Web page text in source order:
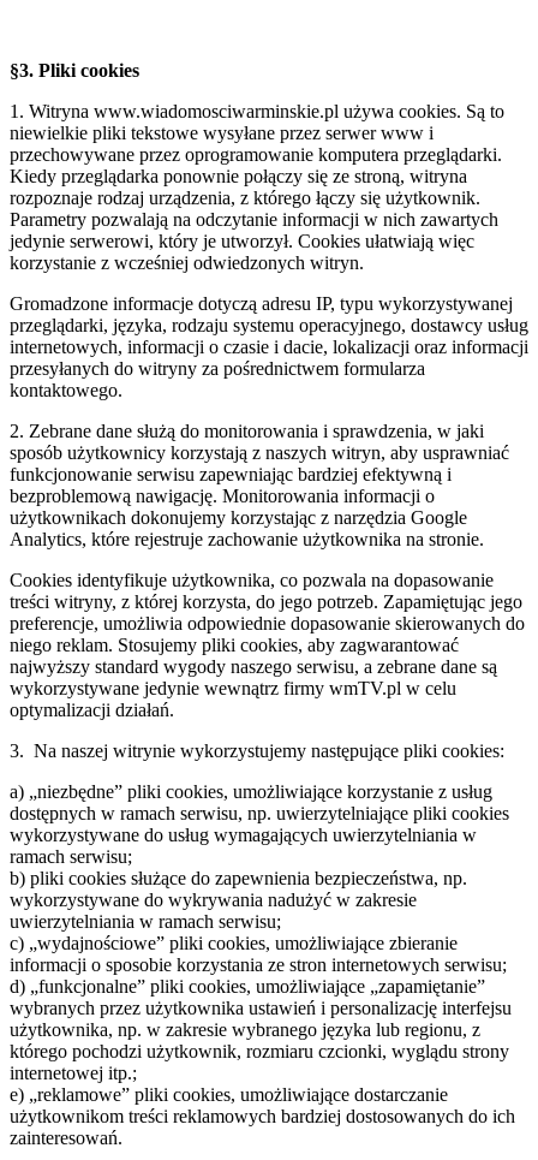
§3. Pliki cookies
1. Witryna www.wiadomosciwarminskie.pl używa cookies. Są to
niewielkie pliki tekstowe wysyłane przez serwer www i
przechowywane przez oprogramowanie komputera przeglądarki.
Kiedy przeglądarka ponownie połączy się ze stroną, witryna
rozpoznaje rodzaj urządzenia, z którego łączy się użytkownik.
Parametry pozwalają na odczytanie informacji w nich zawartych
jedynie serwerowi, który je utworzył. Cookies ułatwiają więc
korzystanie z wcześniej odwiedzonych witryn.
Gromadzone informacje dotyczą adresu IP, typu wykorzystywanej
przeglądarki, języka, rodzaju systemu operacyjnego, dostawcy usług
internetowych, informacji o czasie i dacie, lokalizacji oraz informacji
przesyłanych do witryny za pośrednictwem formularza
kontaktowego.
2. Zebrane dane służą do monitorowania i sprawdzenia, w jaki
sposób użytkownicy korzystają z naszych witryn, aby usprawniać
funkcjonowanie serwisu zapewniając bardziej efektywną i
bezproblemową nawigację. Monitorowania informacji o
użytkownikach dokonujemy korzystając z narzędzia Google
Analytics, które rejestruje zachowanie użytkownika na stronie.
Cookies identyfikuje użytkownika, co pozwala na dopasowanie
treści witryny, z której korzysta, do jego potrzeb. Zapamiętując jego
preferencje, umożliwia odpowiednie dopasowanie skierowanych do
niego reklam. Stosujemy pliki cookies, aby zagwarantować
najwyższy standard wygody naszego serwisu, a zebrane dane są
wykorzystywane jedynie wewnątrz firmy wmTV.pl w celu
optymalizacji działań.
3. Na naszej witrynie wykorzystujemy następujące pliki cookies:
a) „niezbędne” pliki cookies, umożliwiające korzystanie z usług
dostępnych w ramach serwisu, np. uwierzytelniające pliki cookies
wykorzystywane do usług wymagających uwierzytelniania w
ramach serwisu;
b) pliki cookies służące do zapewnienia bezpieczeństwa, np.
wykorzystywane do wykrywania nadużyć w zakresie
uwierzytelniania w ramach serwisu;
c) „wydajnościowe” pliki cookies, umożliwiające zbieranie
informacji o sposobie korzystania ze stron internetowych serwisu;
d) „funkcjonalne” pliki cookies, umożliwiające „zapamiętanie”
wybranych przez użytkownika ustawień i personalizację interfejsu
użytkownika, np. w zakresie wybranego języka lub regionu, z
którego pochodzi użytkownik, rozmiaru czcionki, wyglądu strony
internetowej itp.;
e) „reklamowe” pliki cookies, umożliwiające dostarczanie
użytkownikom treści reklamowych bardziej dostosowanych do ich
zainteresowań.